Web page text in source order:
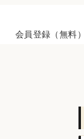
会員登録（無料）